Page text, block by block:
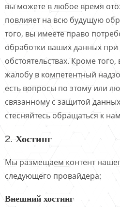
вы можете в любое время
повлияет на всю будущую
того, вы имеете право
обработки ваших данных
обстоятельствах. Кроме
жалобу в компетентный
есть вопросы по этому или
связанному с защитой
стесняйтесь обращаться к
2. Хостинг
Мы размещаем контент
следующего провайдера:
Внешний хостинг